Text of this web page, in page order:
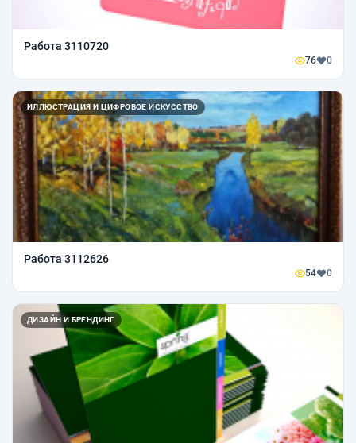
Работа 3110720
76 0
ИЛЛЮСТРАЦИЯ И ЦИФРОВОЕ ИСКУССТВО
Работа 3112626
54 0
ДИЗАЙН И БРЕНДИНГ